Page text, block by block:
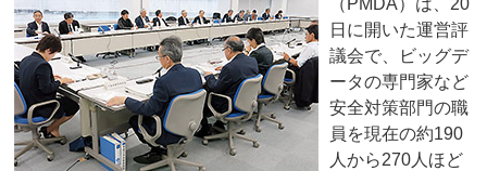
（PMDA）は、20
日に開いた運営評
議会で、ビッグデ
ータの専門家など
安全対策部門の職
員を現在の約190
人から270人ほど